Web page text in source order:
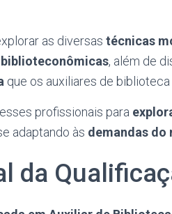
as diversas técnicas
, além de
que os auxiliares de
profissionais para
adaptando às demandas do
da